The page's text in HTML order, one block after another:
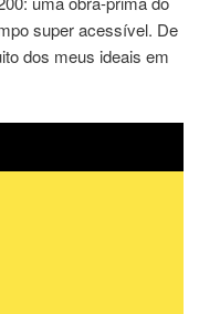
super acessível. De
dos meus ideais em